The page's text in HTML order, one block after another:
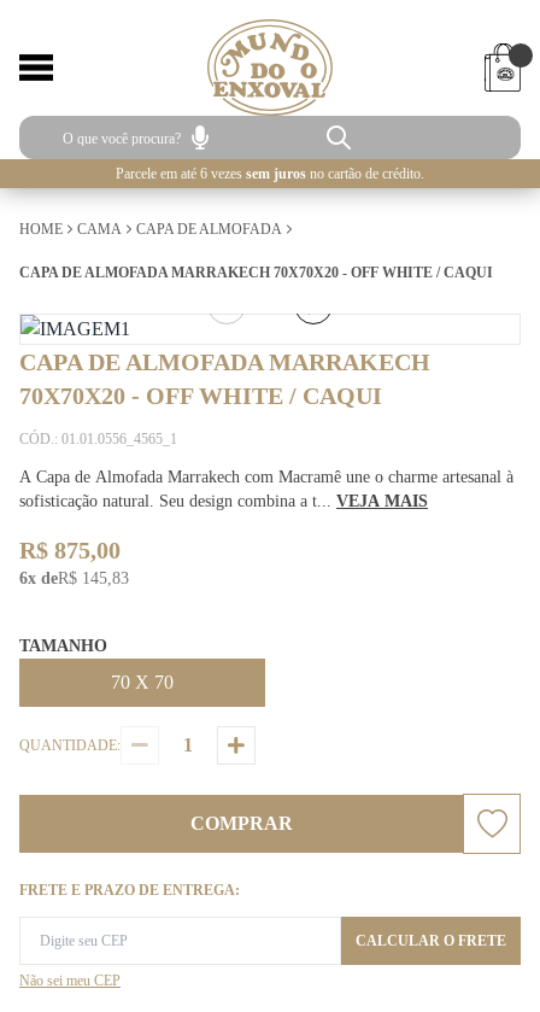
Parcele em até 6 vezes sem juros no cartão de crédito.
HOME CAMA CAPA DE ALMOFADA
CAPA DE ALMOFADA MARRAKECH 70X70X20 - OFF WHITE / CAQUI
CAPA DE ALMOFADA MARRAKECH
70X70X20 - OFF WHITE / CAQUI
CÓD.: 01.01.0556_4565_1
A Capa de Almofada Marrakech com Macramê une o charme artesanal à
sofisticação natural. Seu design combina a t... VEJA MAIS
R$ 875,00
6x deR$ 145,83
TAMANHO
70 X 70
QUANTIDADE:
COMPRAR
FRETE E PRAZO DE ENTREGA:
CALCULAR O FRETE
Não sei meu CEP